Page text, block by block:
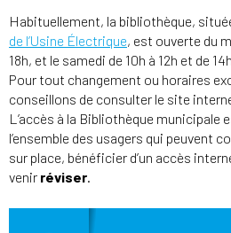
Habituellement, la bibliothèque,
de l’Usine Électrique, est ouverte du
18h, et le samedi de 10h à 12h et de
Pour tout changement ou horaires
conseillons de consulter le site
L’accès à la Bibliothèque municipale
l’ensemble des usagers qui peuvent
sur place, bénéficier d’un accès
venir réviser.